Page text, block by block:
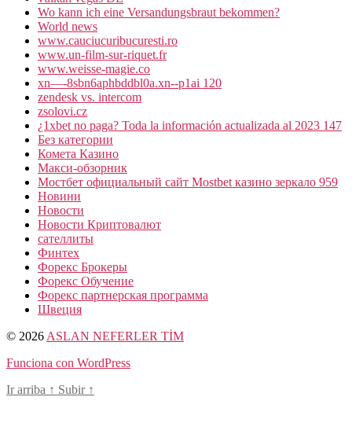
Wo kann ich eine Versandungsbraut bekommen?
World news
www.cauciucuribucuresti.ro
www.un-film-sur-riquet.fr
www.weisse-magie.co
xn—-8sbn6aphbddbl0a.xn--p1ai 120
zendesk vs. intercom
zsolovi.cz
¿1xbet no paga? Toda la información actualizada al 2023 147
Без категории
Комета Казино
Макси-обзорник
Мостбет официальный сайт Mostbet казино зеркало 959
Новини
Новости
Новости Криптовалют
сателлиты
Финтех
Форекс Брокеры
Форекс Обучение
Форекс партнерская программа
Швеция
© 2026ASLAN NEFERLER TİM
Funciona con WordPress
Ir arriba ↑ Subir ↑